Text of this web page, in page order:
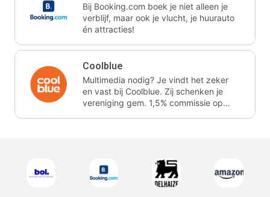
Bij Booking.com boek je niet alleen je
verblijf, maar ook je vlucht, je huurauto
én attracties!
Coolblue
Multimedia nodig? Je vindt het zeker
en vast bij Coolblue. Zij schenken je
vereniging gem. 1,5% commissie op